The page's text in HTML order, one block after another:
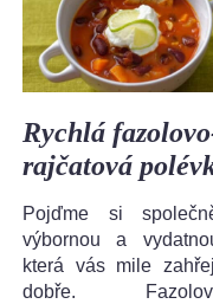
Rychlá
rajčatová
Pojďme si
výbornou a
která vás mile
dobře. Fazolovo-